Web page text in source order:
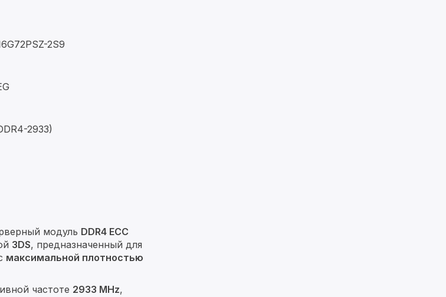
2S9
2933)
модуль DDR4 ECC
3DS, предназначенный для
максимальной плотностью
частоте 2933 MHz,